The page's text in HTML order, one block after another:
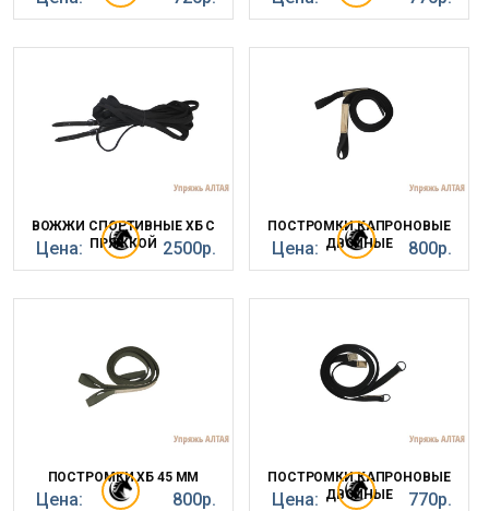
ВОЖЖИ СПОРТИВНЫЕ ХБ С
ПРЯЖКОЙ
Цена: 2500р.
ПОСТРОМКИ КАПРОНОВЫЕ
ДВОЙНЫЕ
Цена: 800р.
ПОСТРОМКИ ХБ 45 ММ
Цена: 800р.
ПОСТРОМКИ КАПРОНОВЫЕ
ДВОЙНЫЕ
Цена: 770р.